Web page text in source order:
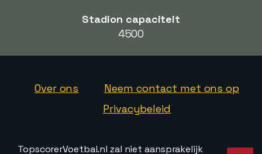
Stadion capaciteit
4500
Over ons
Neem contact met ons op
Privacybeleid
TopscorerVoetbal.nl zal niet aansprakelijk